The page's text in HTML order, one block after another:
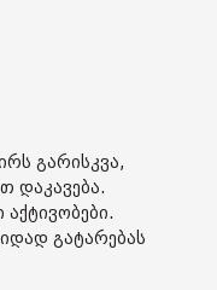
გარისკვა,
დაკავება.
გატარებას